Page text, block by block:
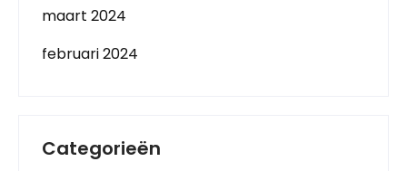
maart 2024
februari 2024
Categorieën